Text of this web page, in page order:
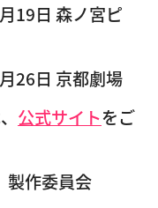
19日 森ノ宮ピ
26日 京都劇場
公式サイトをご
製作委員会